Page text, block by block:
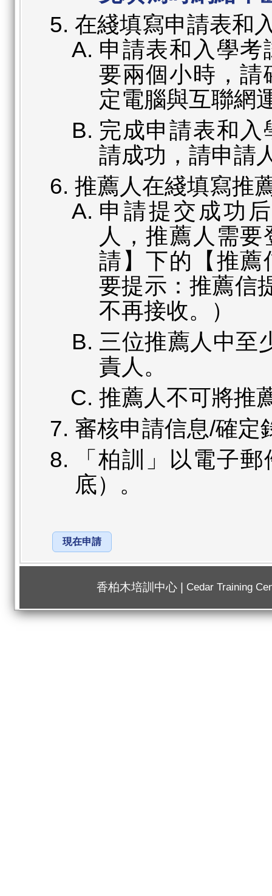
在綫填寫申請表和
申請表和入學
要兩個小時，請
定電腦與互聯網
完成申請表和
請成功，請申請
推薦人在綫填寫推
申請提交成功
人，推薦人需
請】下的【推薦
要提示：推薦信
不再接收。）
三位推薦人中至
責人。
推薦人不可將推
審核申請信息/確定
「柏訓」以電子
底）。
現在申請
香柏木培訓中心 | Cedar Training